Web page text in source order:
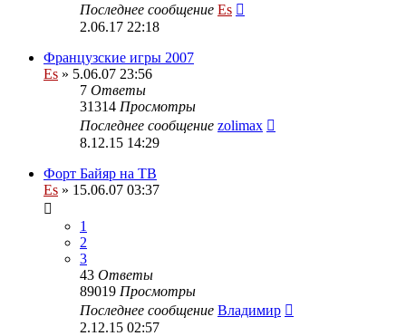
Последнее сообщение Es
2.06.17 22:18
Французские игры 2007
Es » 5.06.07 23:56
7 Ответы
31314 Просмотры
Последнее сообщение zolimax
8.12.15 14:29
Форт Байяр на ТВ
Es » 15.06.07 03:37
1
2
3
43 Ответы
89019 Просмотры
Последнее сообщение Владимир
2.12.15 02:57